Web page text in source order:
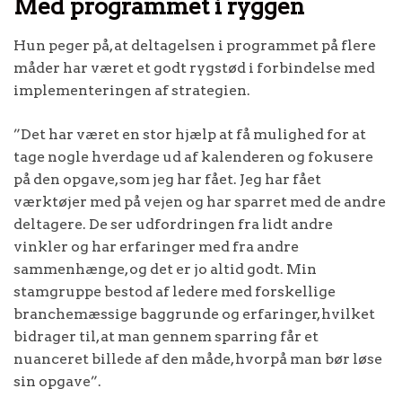
Med programmet i ryggen
Hun peger på, at deltagelsen i programmet på flere
måder har været et godt rygstød i forbindelse med
implementeringen af strategien.
”Det har været en stor hjælp at få mulighed for at
tage nogle hverdage ud af kalenderen og fokusere
på den opgave, som jeg har fået. Jeg har fået
værktøjer med på vejen og har sparret med de andre
deltagere. De ser udfordringen fra lidt andre
vinkler og har erfaringer med fra andre
sammenhænge, og det er jo altid godt. Min
stamgruppe bestod af ledere med forskellige
branchemæssige baggrunde og erfaringer, hvilket
bidrager til, at man gennem sparring får et
nuanceret billede af den måde, hvorpå man bør løse
sin opgave”.